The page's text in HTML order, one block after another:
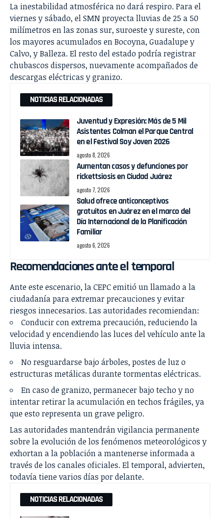
La inestabilidad atmosférica no dará respiro. Para el
viernes y sábado, el SMN proyecta lluvias de 25 a 50
milímetros en las zonas sur, suroeste y sureste, con
los mayores acumulados en Bocoyna, Guadalupe y
Calvo, y Balleza. El resto del estado podría registrar
chubascos dispersos, nuevamente acompañados de
descargas eléctricas y granizo.
NOTICIAS RELACIONADAS
Juventud y Expresión: Más de 5 Mil
Asistentes Colman el Parque Central
en el Festival Soy Joven 2026
agosto 8, 2026
Aumentan casos y defunciones por
rickettsiosis en Ciudad Juárez
agosto 7, 2026
Salud ofrece anticonceptivos
gratuitos en Juárez en el marco del
Día Internacional de la Planificación
Familiar
agosto 6, 2026
Recomendaciones ante el temporal
Ante este escenario, la CEPC emitió un llamado a la
ciudadanía para extremar precauciones y evitar
riesgos innecesarios. Las autoridades recomiendan:
Conducir con extrema precaución, reduciendo la
velocidad y encendiendo las luces del vehículo ante la
lluvia intensa.
No resguardarse bajo árboles, postes de luz o
estructuras metálicas durante tormentas eléctricas.
En caso de granizo, permanecer bajo techo y no
intentar retirar la acumulación en techos frágiles, ya
que esto representa un grave peligro.
Las autoridades mantendrán vigilancia permanente
sobre la evolución de los fenómenos meteorológicos y
exhortan a la población a mantenerse informada a
través de los canales oficiales. El temporal, advierten,
todavía tiene varios días por delante.
NOTICIAS RELACIONADAS